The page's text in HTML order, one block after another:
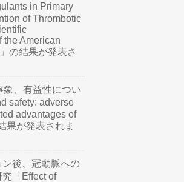
in Primary
of Thrombotic
the American
の結果が発表さ
象、有益性につい
safety: adverse
advantages of
果が発表されま
後、冠動脈への
「Effect of